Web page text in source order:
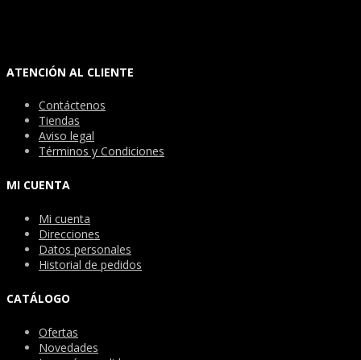
ATENCIÓN AL CLIENTE
Contáctenos
Tiendas
Aviso legal
Términos y Condiciones
MI CUENTA
Mi cuenta
Direcciones
Datos personales
Historial de pedidos
CATÁLOGO
Ofertas
Novedades